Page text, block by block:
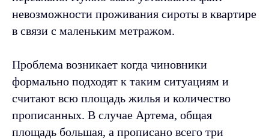
невозможности проживания сироты в квартире
в связи с маленьким метражом.
Проблема возникает когда чиновники
формально подходят к таким ситуациям и
считают всю площадь жилья и количество
прописанных. В случае Артема, общая
площадь большая, а прописано всего три